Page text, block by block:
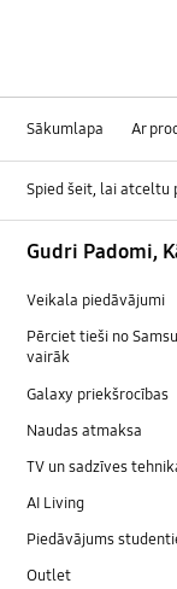
Sākumlapa Ar
Spied šeit, lai atceltu
Gudri Padomi,
Veikala piedāvājumi
Pērciet tieši no
vairāk
Galaxy priekšrocības
Naudas atmaksa
TV un sadzīves
AI Living
Piedāvājums
Outlet